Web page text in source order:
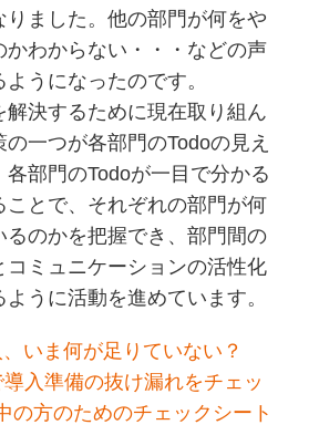
りました。他の部門が何をや
かわからない・・・などの声
うになったのです。
解決するために現在取り組ん
の一つが各部門のTodoの見え
各部門のTodoが一目で分かる
ことで、それぞれの部門が何
るのかを把握でき、部門間の
コミュニケーションの活性化
うに活動を進めています。
いま何が足りていない？
入準備の抜け漏れをチェッ
の方のためのチェックシート